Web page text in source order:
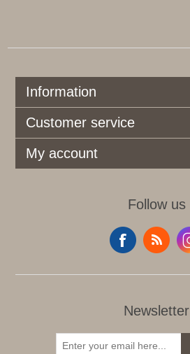
Information
Customer service
My account
Follow us
Newsletter